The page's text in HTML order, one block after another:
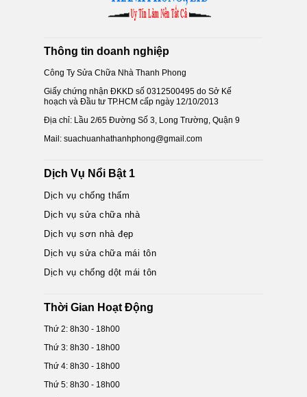
Thông tin doanh nghiệp
Công Ty Sửa Chữa Nhà Thanh Phong
Giấy chứng nhận ĐKKD số 0312500495 do Sở Kế
hoạch và Đầu tư TP.HCM cấp ngày 12/10/2013
Địa chỉ: Lầu 2/65 Đường Số 3, Long Trường, Quận 9
Mail: suachuanhathanhphong@gmail.com
Dịch Vụ Nổi Bật 1
Dịch vụ chống thấm
Dịch vụ sửa chữa nhà
Dịch vụ sơn nhà đẹp
Dịch vụ sửa chữa mái tôn
Dịch vụ chống dột mái tôn
Thời Gian Hoạt Động
Thứ 2: 8h30 - 18h00
Thứ 3: 8h30 - 18h00
Thứ 4: 8h30 - 18h00
Thứ 5: 8h30 - 18h00